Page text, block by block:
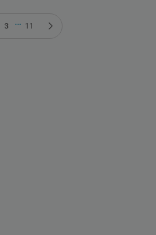
3 … 11 Próxima página